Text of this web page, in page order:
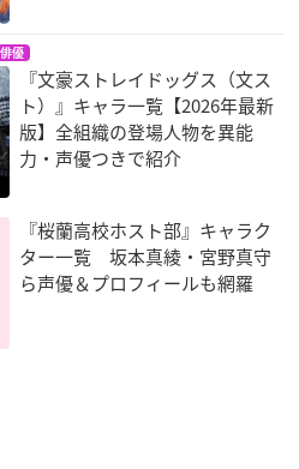
優
『文豪ストレイドッグス（文ス
ト）』キャラ一覧【2026年最新
版】全組織の登場人物を異能
力・声優つきで紹介
『桜蘭高校ホスト部』キャラク
ター一覧 坂本真綾・宮野真守
ら声優＆プロフィールも網羅